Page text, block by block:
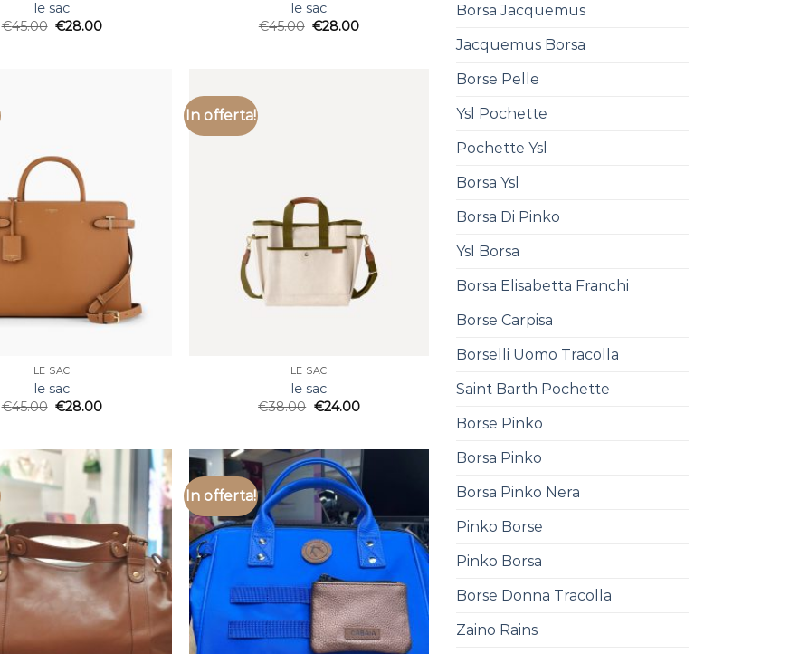
le sac
€45.00 €28.00
le sac
€45.00 €28.00
LE SAC
le sac
€45.00 €28.00
In offerta!
LE SAC
le sac
€38.00 €24.00
In offerta!
Borsa Jacquemus
Jacquemus Borsa
Borse Pelle
Ysl Pochette
Pochette Ysl
Borsa Ysl
Borsa Di Pinko
Ysl Borsa
Borsa Elisabetta Franchi
Borse Carpisa
Borselli Uomo Tracolla
Saint Barth Pochette
Borse Pinko
Borsa Pinko
Borsa Pinko Nera
Pinko Borse
Pinko Borsa
Borse Donna Tracolla
Zaino Rains